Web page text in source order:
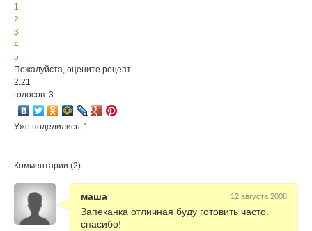
1
2
3
4
5
Пожалуйста, оцените рецепт
2.21
голосов: 3
Уже поделились: 1
Комментарии (2):
маша 12 августа 2008
Запеканка отличная буду готовить часто.
спасибо!